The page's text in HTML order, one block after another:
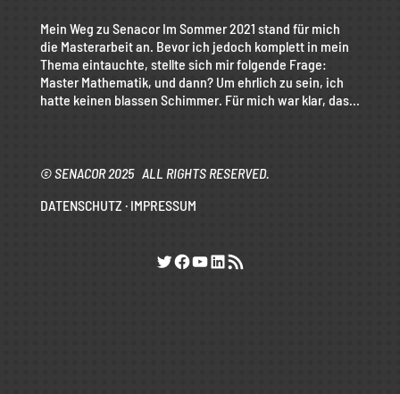
Mein Weg zu Senacor Im Sommer 2021 stand für mich
die Masterarbeit an. Bevor ich jedoch komplett in mein
Thema eintauchte, stellte sich mir folgende Frage:
Master Mathematik, und dann? Um ehrlich zu sein, ich
hatte keinen blassen Schimmer. Für mich war klar, das...
© SENACOR 2025 ALL RIGHTS RESERVED.
DATENSCHUTZ · IMPRESSUM
Twitter
Facebook
YouTube
LinkedIn
RSS-Feed